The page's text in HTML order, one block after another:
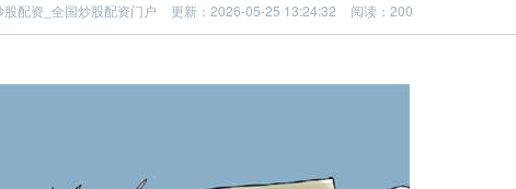
配资_全国炒股配资门户 更新：2026-05-25 13:24:32 阅读：200